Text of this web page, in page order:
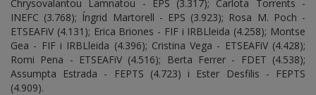
Chrysovalantou Lamnatou - EPS (3.317); Carlota Torrents -
INEFC (3.768); Íngrid Martorell - EPS (3.923); Rosa M. Poch -
ETSEAFiV (4.131); Erica Briones - FIF i IRBLleida (4.258); Montse
Gea - FIF i IRBLleida (4.396); Cristina Vega - ETSEAFiV (4.428);
Romi Pena - ETSEAFiV (4.516); Berta Ferrer - FDET (4.538);
Assumpta Estrada - FEPTS (4.723) i Ester Desfilis - FEPTS
(4.909).